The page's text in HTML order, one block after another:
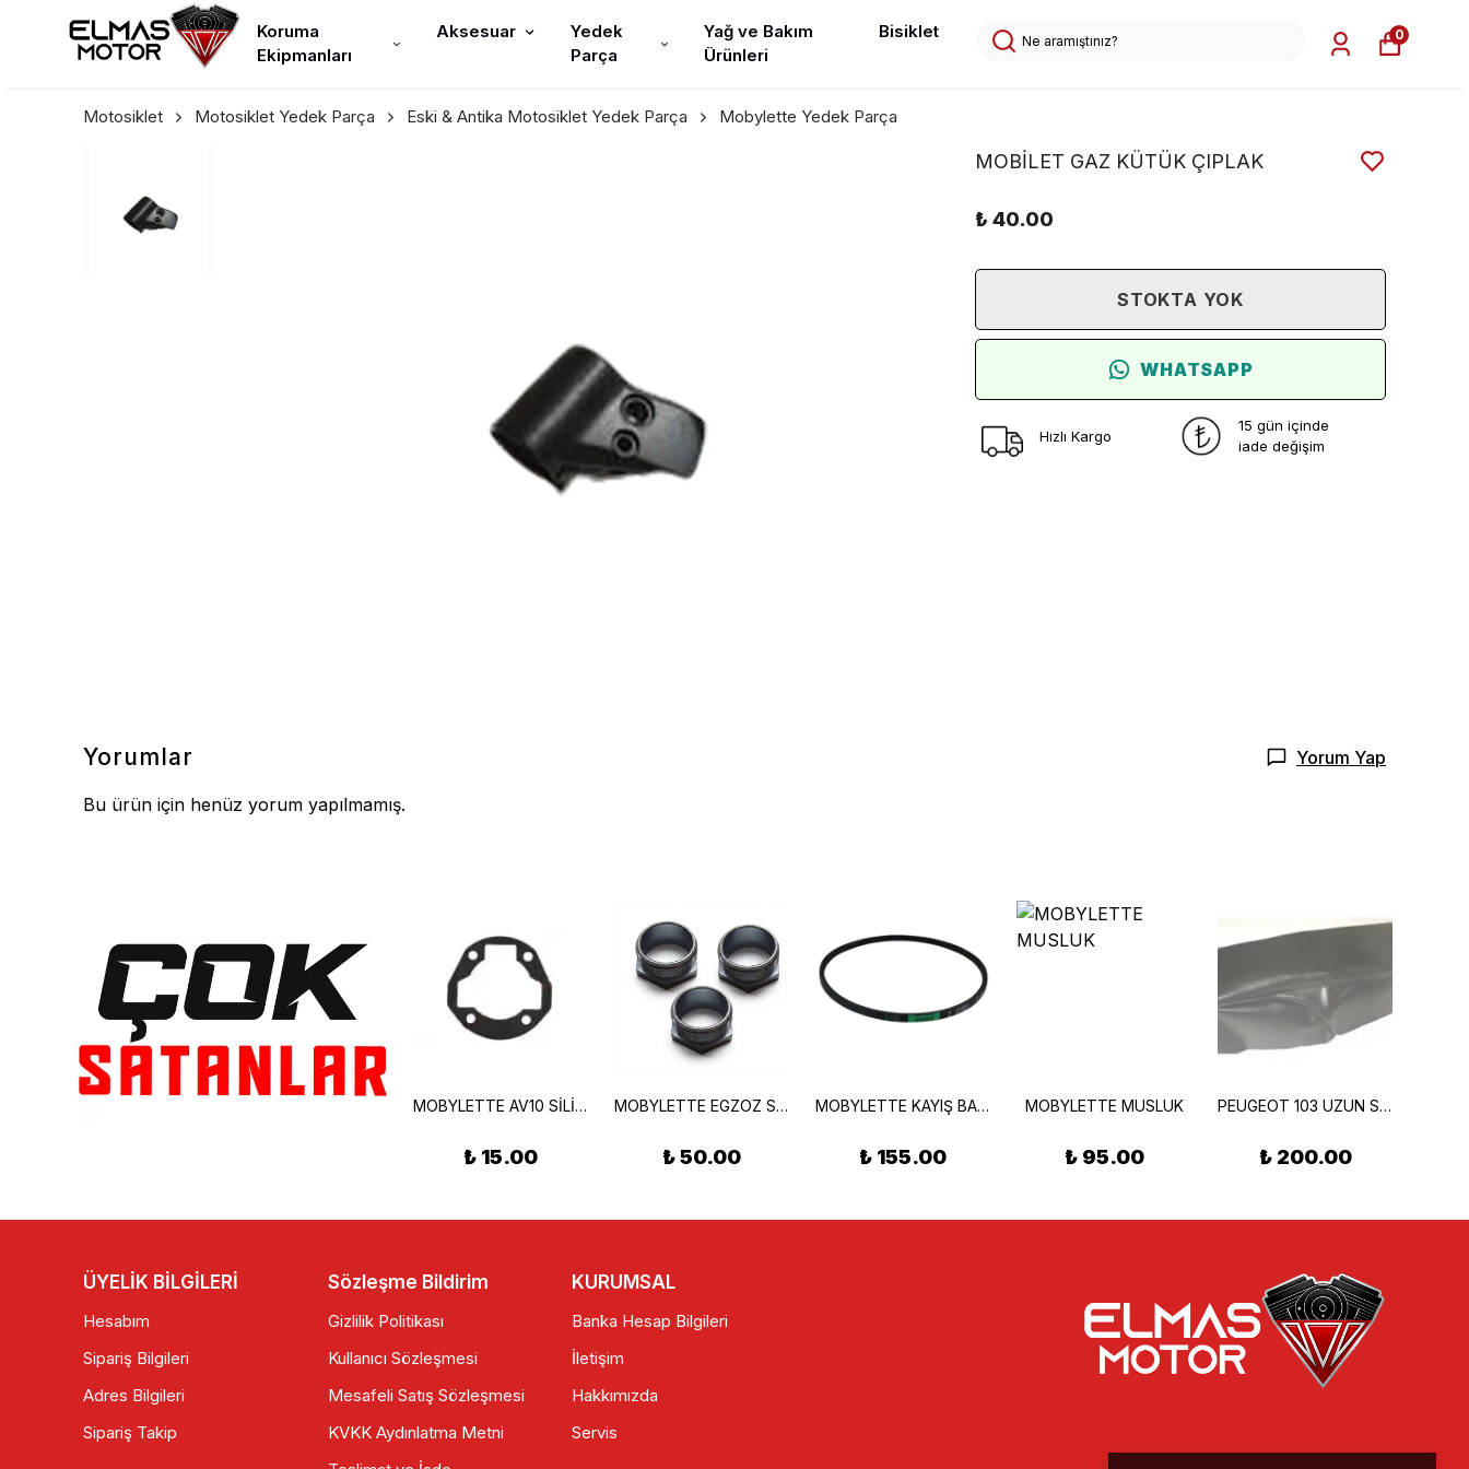
Koruma
Ekipmanları
Aksesuar
Yedek
Parça
Yağ ve Bakım
Ürünleri
Bisiklet 0
Motosiklet Motosiklet Yedek Parça Eski & Antika Motosiklet Yedek Parça Mobylette Yedek Parça
MOBİLET GAZ KÜTÜK ÇIPLAK
₺ 40.00
STOKTA YOK
WHATSAPP
Hızlı Kargo
15 gün içinde
iade değişim
Yorumlar Yorum Yap
Bu ürün için henüz yorum yapılmamış.
MOBYLETTE AV10 SİLİNDİR ALT CONTA
₺ 15.00
MOBYLETTE EGZOZ SOMUN
₺ 50.00
MOBYLETTE KAYIŞ BANDO
₺ 155.00
MOBYLETTE MUSLUK
₺ 95.00
PEUGEOT 103 UZUN SELE KILIFI YENİ MODEL
₺ 200.00
ÜYELİK BİLGİLERİ
Hesabım
Sipariş Bilgileri
Adres Bilgileri
Sipariş Takip
Sözleşme Bildirim
Gizlilik Politikası
Kullanıcı Sözleşmesi
Mesafeli Satış Sözleşmesi
KVKK Aydınlatma Metni
KURUMSAL
Banka Hesap Bilgileri
İletişim
Hakkımızda
Servis